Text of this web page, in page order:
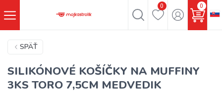
0 0
SPÄŤ
SILIKÓNOVÉ KOŠÍČKY NA MUFFINY
3KS TORO 7,5CM MEDVEDIK